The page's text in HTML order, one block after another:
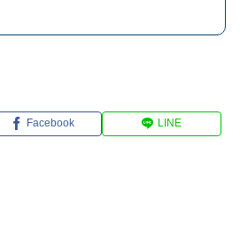
Facebook LINE